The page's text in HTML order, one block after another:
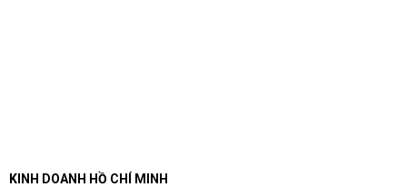
KINH DOANH HỒ CHÍ MINH